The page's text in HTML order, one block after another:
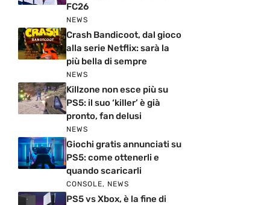
FC26
NEWS
Crash Bandicoot, dal gioco
alla serie Netflix: sarà la
più bella di sempre
NEWS
Killzone non esce più su
PS5: il suo ‘killer’ è già
pronto, fan delusi
NEWS
Giochi gratis annunciati su
PS5: come ottenerli e
quando scaricarli
CONSOLE, NEWS
PS5 vs Xbox, è la fine di